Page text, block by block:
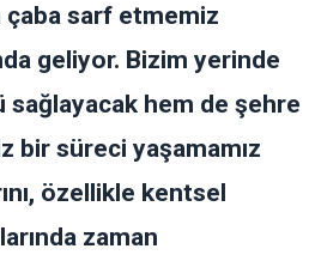
sarf etmemiz
geliyor. Bizim yerinde
hem de şehre
bir süreci yaşamamız
özellikle kentsel
zaman